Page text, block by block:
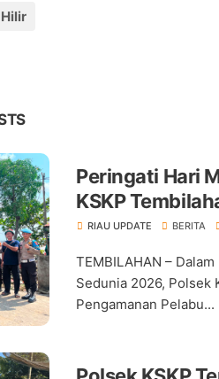
Peringati Hari
KSKP
RIAU UPDATE BERITA
TEMBILAHAN –
Sedunia 2026, Polsek
Pengamanan Pelabu...